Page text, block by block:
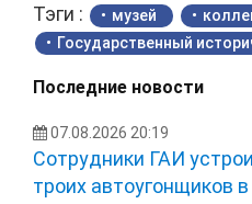
Тэги : музей
Государственный
Последние новости
07.08.2026 20:19
Сотрудники ГАИ
троих автоугонщиков